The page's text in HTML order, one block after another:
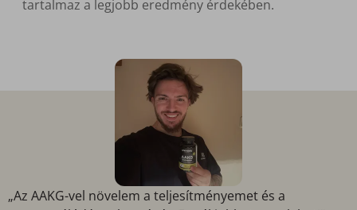
tartalmaz a legjobb eredmény érdekében.
„Az AAKG-vel növelem a teljesítményemet és a